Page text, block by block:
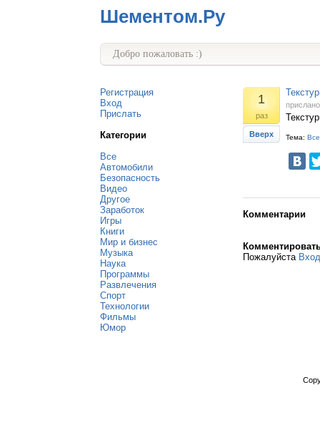
Шементом.Ру
Добро пожаловать :)
Регистрация
Вход
Прислать
Категории
Все
Автомобили
Безопасность
Видео
Другое
Заработок
Игры
Книги
Мир и бизнес
Музыка
Наука
Программы
Развлечения
Спорт
Технологии
Фильмы
Юмор
1
раз
Вверх Тема: Все
Комментарии
Пожалуйста Вход